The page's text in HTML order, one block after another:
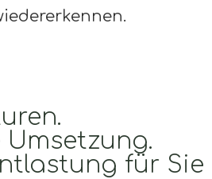
Umsetzung.
für Sie